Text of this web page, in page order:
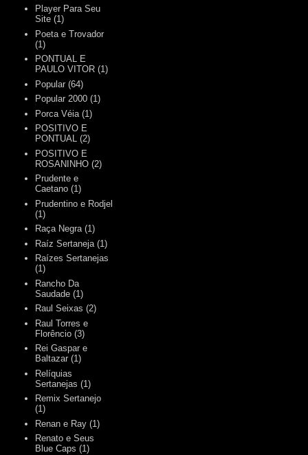
Player Para Seu
Site (1)
Poeta e Trovador
(1)
PONTUAL E
PAULO VITOR (1)
Popular (64)
Popular 2000 (1)
Porca Véia (1)
POSITIVO E
PONTUAL (2)
POSITIVO E
ROSANINHO (2)
Prudente e
Caetano (1)
Prudentino e Rodjel
(1)
Raça Negra (1)
Raíz Sertaneja (1)
Raízes Sertanejas
(1)
Rancho Da
Saudade (1)
Raul Seixas (2)
Raul Torres e
Florêncio (3)
Rei Gaspar e
Baltazar (1)
Relíquias
Sertanejas (1)
Remix Sertanejo
(1)
Renan e Ray (1)
Renato e Seus
Blue Caps (1)